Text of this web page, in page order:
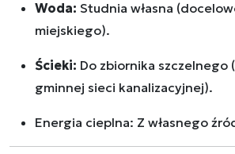
Woda: Studnia własna
miejskiego).
Ścieki: Do zbiornika szczelnego
gminnej sieci kanalizacyjnej).
Energia cieplna: Z własnego